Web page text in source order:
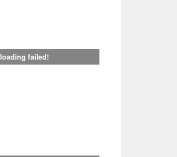
loading failed!